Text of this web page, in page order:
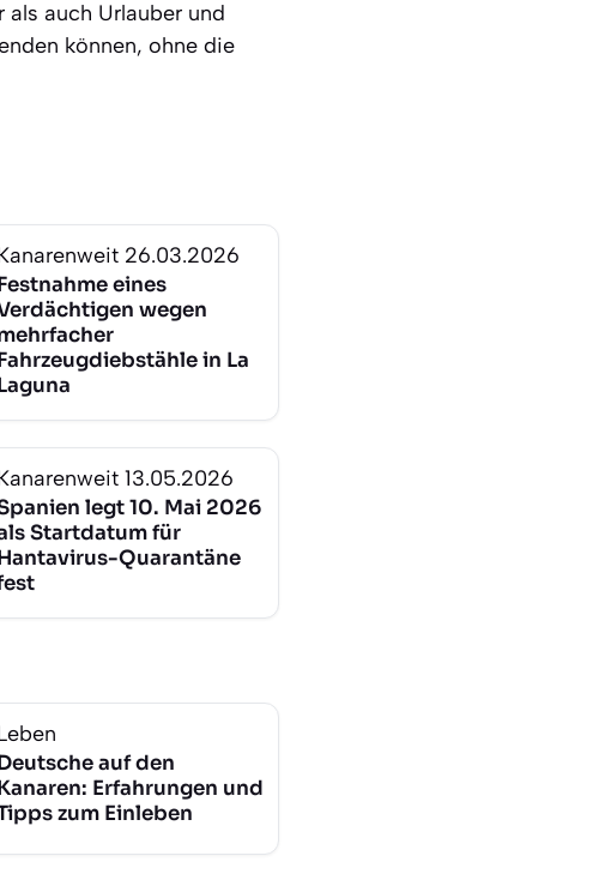
auch Urlauber und
können, ohne die
26.03.2026
eines
wegen
in La
13.05.2026
legt 10. Mai 2026
Startdatum für
Quarantäne
auf den
Erfahrungen und
zum Einleben